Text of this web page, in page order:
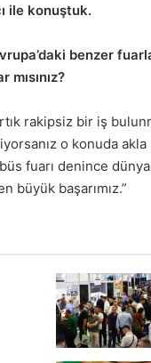
ile konuştuk.
benzer
mısınız?
rakipsiz bir iş
o konuda
fuarı denince
büyük başarımız.”